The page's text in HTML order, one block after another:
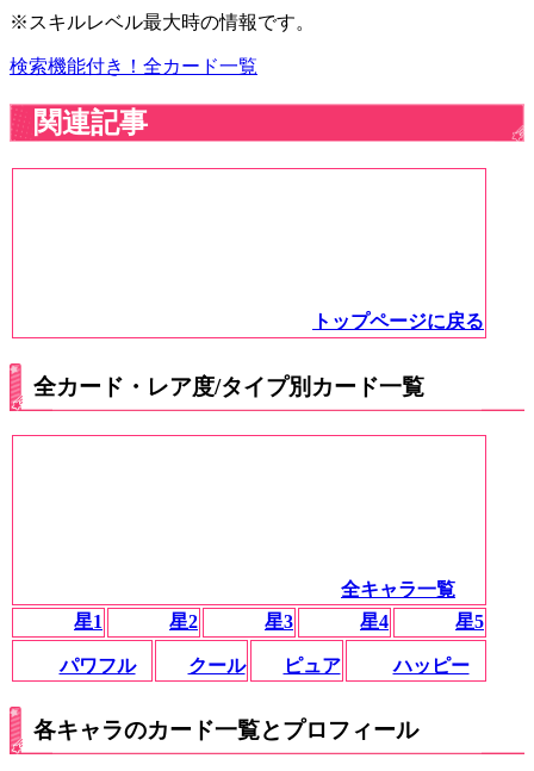
※スキルレベル最大時の情報です。
検索機能付き！全カード一覧
関連記事
トップページに戻る
全カード・レア度/タイプ別カード一覧
全キャラ一覧
星1
星2 星3 星4 星5
パワフル クール ピュア ハッピー
各キャラのカード一覧とプロフィール